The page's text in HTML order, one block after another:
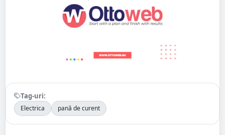
Tag-uri:
Electrica pană de curent